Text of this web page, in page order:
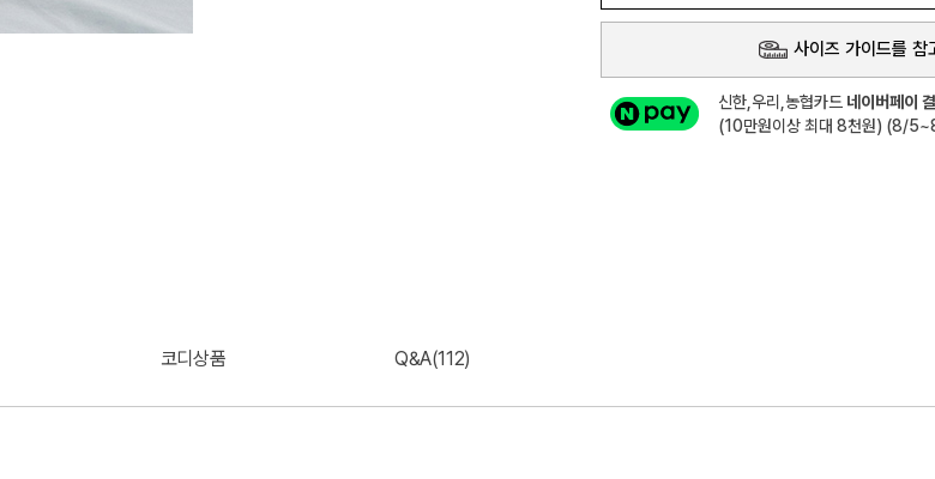
사이즈 가이드를 참
신한,우리,농협카드 네이버페이
(10만원이상 최대 8천원) (8/
코디상품 Q&A(112)